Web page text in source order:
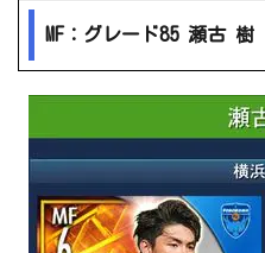
MF：グレード85 瀬古 樹